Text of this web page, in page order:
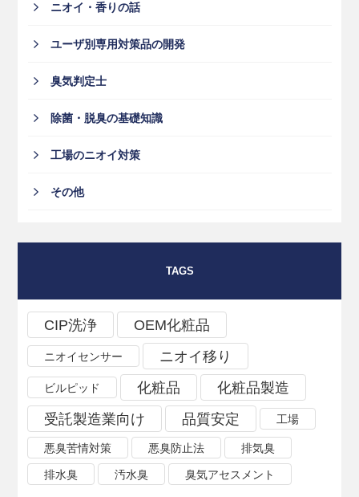
ニオイ・香りの話
ユーザ別専用対策品の開発
臭気判定士
除菌・脱臭の基礎知識
工場のニオイ対策
その他
TAGS
CIP洗浄 OEM化粧品
ニオイセンサー ニオイ移り
ビルピッド 化粧品
化粧品製造
受託製造業向け
品質安定 工場
悪臭苦情対策 悪臭防止法 排気臭
排水臭 汚水臭 臭気アセスメント